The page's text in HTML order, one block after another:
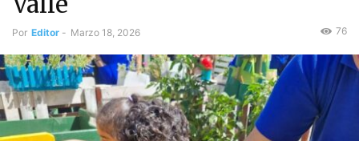
Por Editor - Marzo 18, 2026 76